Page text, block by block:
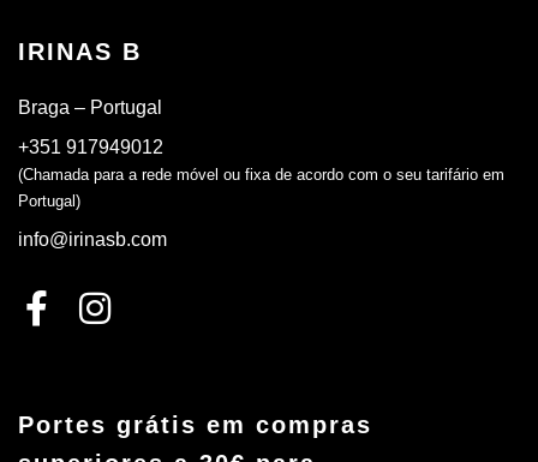
IRINAS B
Braga – Portugal
+351 917949012
(Chamada para a rede móvel ou fixa de acordo com o seu tarifário em
Portugal)
info@irinasb.com
Portes grátis em compras